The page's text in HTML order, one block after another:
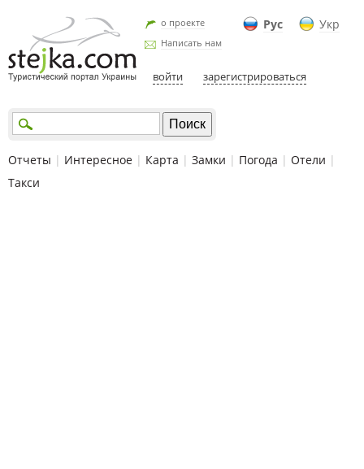
Рус Укр
о проекте
Написать нам
войти зарегистрироваться
Отчеты | Интересное | Карта | Замки | Погода | Отели |
Такси